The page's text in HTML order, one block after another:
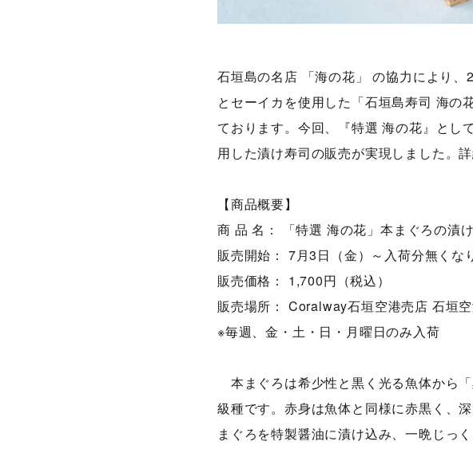
石垣島の名店 「海の花」 の協力により
とセーイカを使用した「石垣島寿司 海の
ております。今回、『特選 海の花』とし
用した漬け寿司の販売が実現しました。
【商品概要】
商 品 名： 「特選 海の花」本まぐろの漬
販売開始： 7月3日（金）～入荷分無くな
販売価格： 1,700円（税込）
販売場所： Coralway石垣空港売店 石垣
※毎週、金・土・日・月曜日のみ入荷
本まぐろは希少性と黒く光る魚体から
級種です。赤身は魚体と同様に赤黒く、
まぐろを特製醤油に漬け込み、一晩じっ